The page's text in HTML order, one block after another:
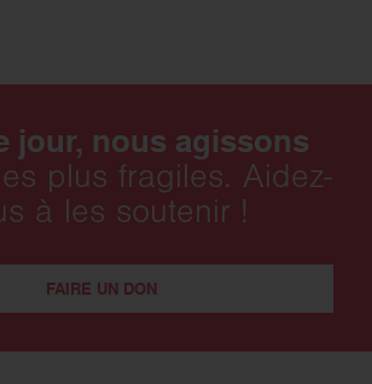
jour, nous agissons
plus fragiles. Aidez-
à les soutenir !
FAIRE UN DON